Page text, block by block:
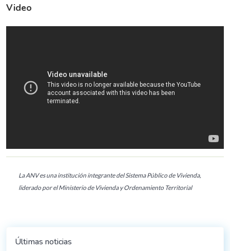
Video
La ANV es una institución integrante del Sistema Público de Vivienda,
liderado por el Ministerio de Vivienda y Ordenamiento Territorial
Últimas noticias